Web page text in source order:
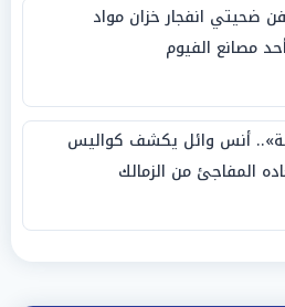
ضحيتي انفجار خزان مواد
مصانع الفيوم
أنس وائل يكشف كواليس
المفاجئ من الزمالك